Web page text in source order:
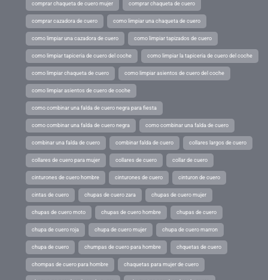
comprar chaqueta de cuero mujer comprar chaqueta de cuero
comprar cazadora de cuero como limpiar una chaqueta de cuero
como limpiar una cazadora de cuero como limpiar tapizados de cuero
como limpiar tapiceria de cuero del coche como limpiar la tapiceria de cuero del coche
como limpiar chaqueta de cuero como limpiar asientos de cuero del coche
como limpiar asientos de cuero de coche
como combinar una falda de cuero negra para fiesta
como combinar una falda de cuero negra como combinar una falda de cuero
combinar una falda de cuero combinar falda de cuero collares largos de cuero
collares de cuero para mujer collares de cuero collar de cuero
cinturones de cuero hombre cinturones de cuero cinturon de cuero
cintas de cuero chupas de cuero zara chupas de cuero mujer
chupas de cuero moto chupas de cuero hombre chupas de cuero
chupa de cuero roja chupa de cuero mujer chupa de cuero marron
chupa de cuero chumpas de cuero para hombre chquetas de cuero
chompas de cuero para hombre chaquetas para mujer de cuero